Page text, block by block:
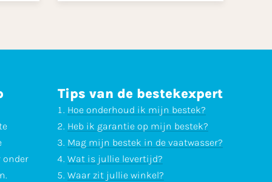
onder
Tips van de bestekexpert
Hoe onderhoud ik mijn bestek?
Heb ik garantie op mijn bestek?
Mag mijn bestek in de vaatwasser?
Wat is jullie levertijd?
Waar zit jullie winkel?